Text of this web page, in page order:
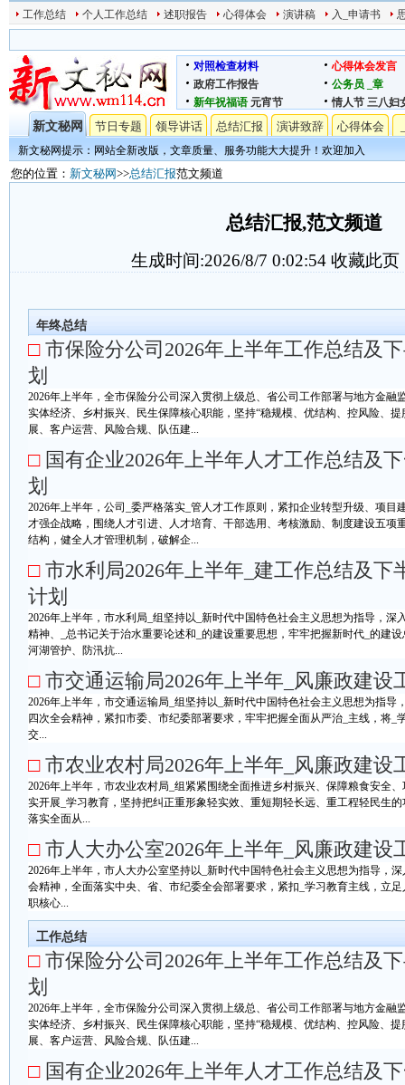
工作总结 个人工作总结 述职报告 心得体会 演讲稿 入_申请书
对照检查材料
心得体会发言
政府工作报告
公务员
_章
新年祝福语 元宵节 情人节 三八妇
新文秘网 节日专题 领导讲话 总结汇报 演讲致辞 心得体会
新文秘网提示：网站全新改版，文章质量、服务功能大大提升！欢迎加入
您的位置： 新文秘网>>总结汇报范文频道
总结汇报,范文频道
生成时间:2026/8/7 0:02:54 收藏此页
年终总结
□ 市保险分公司2026年上半年工作总结及
划
2026年上半年，全市保险分公司深入贯彻上级总、省公司工作部署与地方金融
实体经济、乡村振兴、民生保障核心职能，坚持“稳规模、优结构、控风险、
展、客户运营、风险合规、队伍建...
□ 国有企业2026年上半年人才工作总结及
划
2026年上半年，公司_委严格落实_管人才工作原则，紧扣企业转型升级、项目
才强企战略，围绕人才引进、人才培育、干部选用、考核激励、制度建设五项
结构，健全人才管理机制，破解企...
□ 市水利局2026年上半年_建工作总结及下
计划
2026年上半年，市水利局_组坚持以_新时代中国特色社会主义思想为指导，深
精神、_总书记关于治水重要论述和_的建设重要思想，牢牢把握新时代_的建
河湖管护、防汛抗...
□ 市交通运输局2026年上半年_风廉政建设
2026年上半年，市交通运输局_组坚持以_新时代中国特色社会主义思想为指导
四次全会精神，紧扣市委、市纪委部署要求，牢牢把握全面从严治_主线，将_
交...
□ 市农业农村局2026年上半年_风廉政建设
2026年上半年，市农业农村局_组紧紧围绕全面推进乡村振兴、保障粮食安全
实开展_学习教育，坚持把纠正重形象轻实效、重短期轻长远、重工程轻民生
落实全面从...
□ 市人大办公室2026年上半年_风廉政建设
2026年上半年，市人大办公室坚持以_新时代中国特色社会主义思想为指导，
会精神，全面落实中央、省、市纪委全会部署要求，紧扣_学习教育主线，立
职核心...
工作总结
□ 市保险分公司2026年上半年工作总结及
划
2026年上半年，全市保险分公司深入贯彻上级总、省公司工作部署与地方金融
实体经济、乡村振兴、民生保障核心职能，坚持“稳规模、优结构、控风险、
展、客户运营、风险合规、队伍建...
□ 国有企业2026年上半年人才工作总结及